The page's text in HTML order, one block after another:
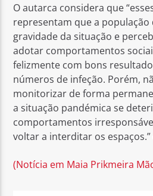
O autarca considera que
representam que a
gravidade da situação e
adotar comportamentos
felizmente com bons
números de infeção. Porém,
monitorizar de forma
a situação pandémica se
comportamentos
voltar a interditar os
(Notícia em Maia Prikmeira